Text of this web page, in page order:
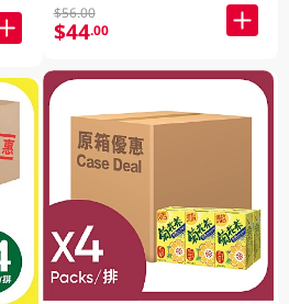
$56.00
$44.00